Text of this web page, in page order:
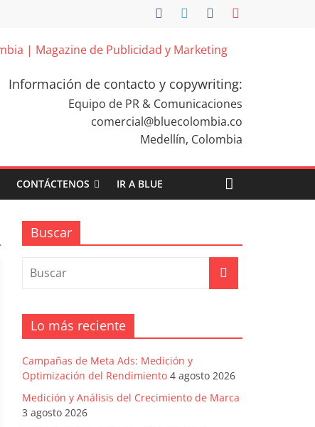
Información de contacto y copywriting:
Equipo de PR & Comunicaciones
comercial@bluecolombia.co
Medellín, Colombia
CONTÁCTENOS IR A BLUE
Buscar
Lo más reciente
Campañas de Meta Ads: Medición y
Optimización del Rendimiento 4 agosto 2026
Medición y Análisis del Crecimiento de Marca
3 agosto 2026